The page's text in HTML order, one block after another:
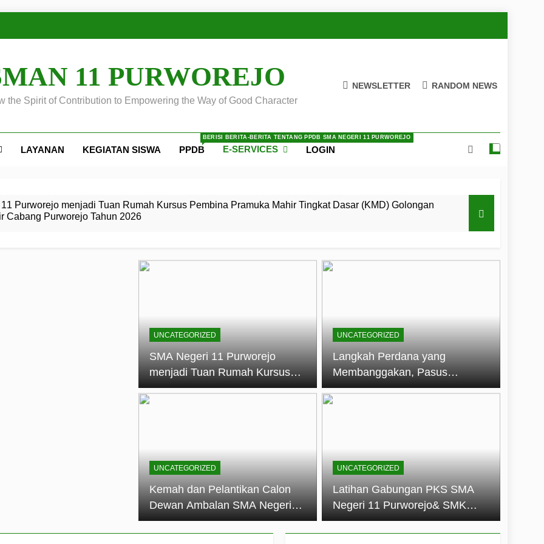
11 PURWOREJO
the Spirit of Contribution to Empowering the Way of Good Character
NEWSLETTER RANDOM NEWS
LAYANAN KEGIATAN SISWA PPDB
BERISI BERITA-BERITA TENTANG PPDB SMA NEGERI 11 PURWOREJO
E-SERVICES LOGIN
Purworejo menjadi Tuan Rumah Kursus Pembina Pramuka Mahir Tingkat Dasar (KMD) Golongan
Cabang Purworejo Tahun 2026
Calon Dewan Ambalan SMA Negeri 11 Purworejo: Membentuk Jiwa Kepemimpinan, Disiplin,
11 Purworejo Sukses Gelar LPBB Jatayudha Open 2 Tahun 2026
Tingkat
Gugus Depan
di LKBB
oleh Pasukan Khusus
11
Negeri 11 Purworejo
menjadi lokasi pelaksanaan
UNCATEGORIZED
SMA Negeri 11 Purworejo
menjadi Tuan Rumah Kursus
Pembina Pramuka Mahir
UNCATEGORIZED
Langkah Perdana yang
Membanggakan, Pasus
Jatayudha Ukir Prestasi di
UNCATEGORIZED
Kemah dan Pelantikan Calon
Dewan Ambalan SMA Negeri
11 Purworejo: Membentuk Jiwa
Kepemimpinan, Disiplin, dan
UNCATEGORIZED
Latihan Gabungan PKS SMA
Negeri 11 Purworejo& SMK
Negeri 6 Purworejo:
Membangun Disiplin,